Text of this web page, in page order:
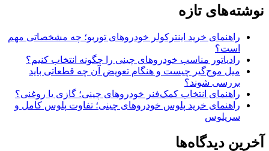
نوشته‌های تازه
راهنمای خرید اینترکولر خودروهای توربو؛ چه مشخصاتی مهم
است؟
رادیاتور مناسب خودروهای چینی را چگونه انتخاب کنیم؟
میل موج‌گیر چیست و هنگام تعویض آن چه قطعاتی باید
بررسی شوند؟
راهنمای انتخاب کمک‌فنر خودروهای چینی؛ گازی یا روغنی؟
راهنمای خرید پلوس خودروهای چینی؛ تفاوت پلوس کامل و
سرپلوس
آخرین دیدگاه‌ها